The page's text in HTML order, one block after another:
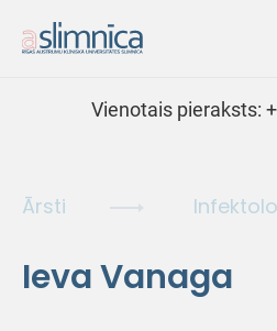
Vienotais pieraksts:
Ārsti
Ieva Vanaga